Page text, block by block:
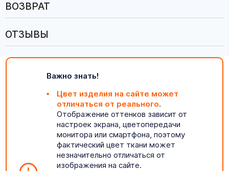
ВОЗВРАТ
ОТЗЫВЫ
Важно знать!
Цвет изделия на сайте может
отличаться от реального.
Отображение оттенков зависит от
настроек экрана, цветопередачи
монитора или смартфона, поэтому
фактический цвет ткани может
незначительно отличаться от
изображения на сайте.